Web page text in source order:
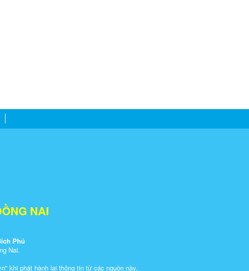
NAI
Phú
Nai.
khi ​phát hành lại thông tin từ các nguồn này.​